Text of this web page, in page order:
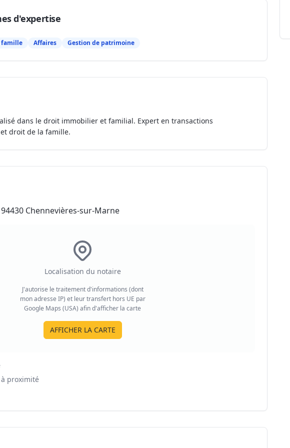
d'expertise
famille Affaires Gestion de patrimoine
dans le droit immobilier et familial. Expert en transactions
droit de la famille.
Chennevières-sur-Marne
Localisation du notaire
J'autorise le traitement d'informations (dont
mon adresse IP) et leur transfert hors UE par
Google Maps (USA) afin d'afficher la carte
AFFICHER LA CARTE
proximité